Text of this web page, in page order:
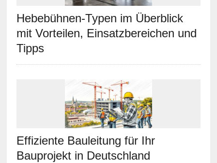
Hebebühnen-Typen im Überblick
mit Vorteilen, Einsatzbereichen und
Tipps
Effiziente Bauleitung für Ihr
Bauprojekt in Deutschland